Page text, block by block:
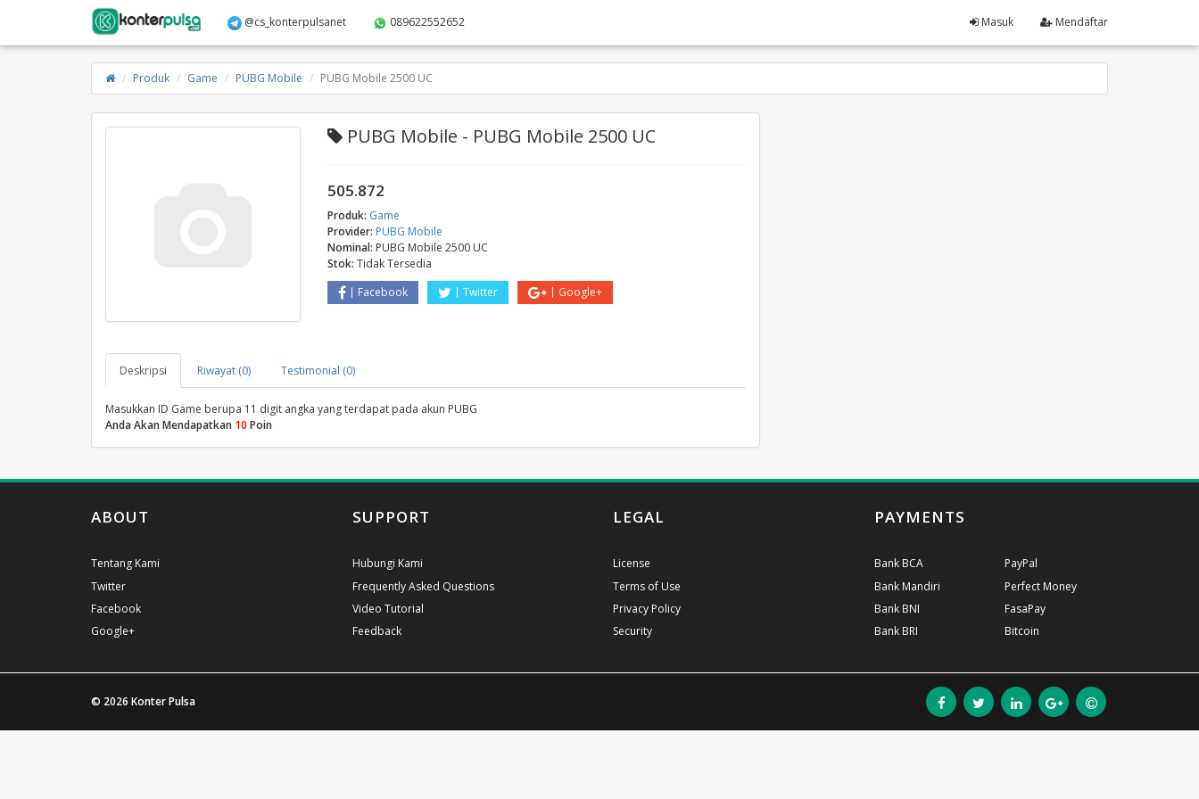
@cs_konterpulsanet 089622552652 Masuk Mendaftar
Produk Game PUBG Mobile PUBG Mobile 2500 UC
PUBG Mobile - PUBG Mobile 2500 UC
505.872
Produk: Game
Provider: PUBG Mobile
Nominal: PUBG Mobile 2500 UC
Stok: Tidak Tersedia
Facebook
Twitter Google+
Deskripsi Riwayat (0) Testimonial (0)
Masukkan ID Game berupa 11 digit angka yang terdapat pada akun PUBG
Anda Akan Mendapatkan 10 Poin
ABOUT
Tentang Kami
Twitter
Facebook
Google+
SUPPORT
Hubungi Kami
Frequently Asked Questions
Video Tutorial
Feedback
LEGAL
License
Terms of Use
Privacy Policy
Security
PAYMENTS
Bank BCA
Bank Mandiri
Bank BNI
Bank BRI
PayPal
Perfect Money
FasaPay
Bitcoin
© 2026 Konter Pulsa